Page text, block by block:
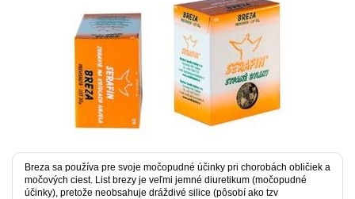
Breza sa používa pre svoje močopudné účinky pri chorobách obličiek a
močových ciest. List brezy je veľmi jemné diuretikum (močopudné
účinky), pretože neobsahuje dráždivé silice (pôsobí ako tzv